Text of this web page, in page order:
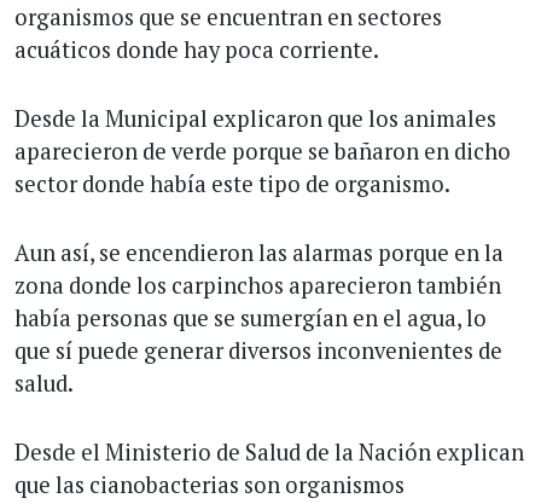
organismos que se encuentran en sectores
acuáticos donde hay poca corriente.
Desde la Municipal explicaron que los animales
aparecieron de verde porque se bañaron en dicho
sector donde había este tipo de organismo.
Aun así, se encendieron las alarmas porque en la
zona donde los carpinchos aparecieron también
había personas que se sumergían en el agua, lo
que sí puede generar diversos inconvenientes de
salud.
Desde el Ministerio de Salud de la Nación explican
que las cianobacterias son organismos